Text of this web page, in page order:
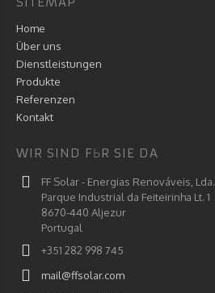
Home
Über uns
Dienstleistungen
Produkte
Referenzen
Kontakt
WIR SIND FЬR SIE DA
FF Solar - Energias Renováveis, Lda.
Parque Industrial da Feiteirinha Lt. 1
8670-440 Aljezur
Portugal
+351 282 998 745
mail@ffsolar.com